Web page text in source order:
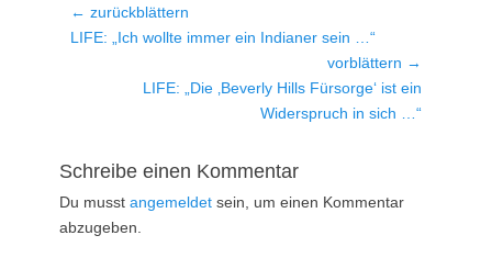
Beitragsnavigation
← zurückblättern
Vorheriger
LIFE: „Ich wollte immer ein Indianer sein …“
vorblättern →
LIFE: „Die ‚Beverly Hills Fürsorge‘ ist ein
Widerspruch in sich …“
Schreibe einen Kommentar
Du musst angemeldet sein, um einen Kommentar
abzugeben.